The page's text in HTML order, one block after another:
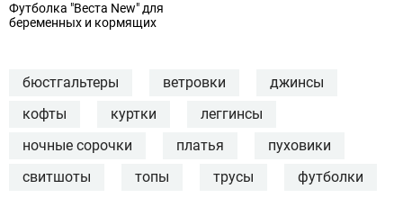
Футболка "Веста New" для
беременных и кормящих
бюстгальтеры ветровки
джинсы
кофты
куртки
леггинсы
ночные сорочки
платья
пуховики
свитшоты
топы трусы футболки